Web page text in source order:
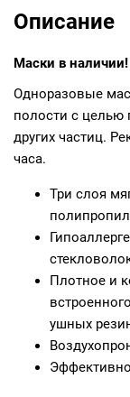
Описание
Маски в
Одноразовые
полости с целью
других частиц.
часа.
Три слоя
Плотное и
ушных